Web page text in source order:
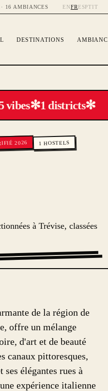
16 AMBIANCES ENFR ESPTIT
DESTINATIONS
vibes✻1 districts✻
2026 1 HOSTELS
à Trévise, classées
de la région de
offre un mélange
d'art et de beauté
canaux pittoresques,
élégantes rues à
expérience italienne